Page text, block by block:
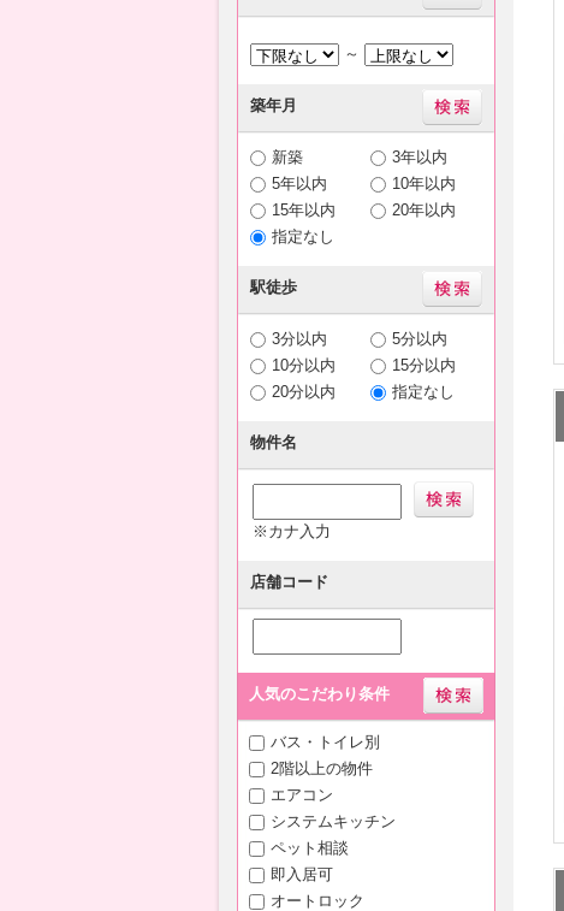
～
築年月
新築
3年以内
5年以内
10年以内
15年以内
20年以内
指定なし
駅徒歩
3分以内
5分以内
10分以内
15分以内
20分以内
指定なし
物件名
※カナ入力
店舗コード
人気のこだわり条件
バス・トイレ別
2階以上の物件
エアコン
システムキッチン
ペット相談
即入居可
オートロック